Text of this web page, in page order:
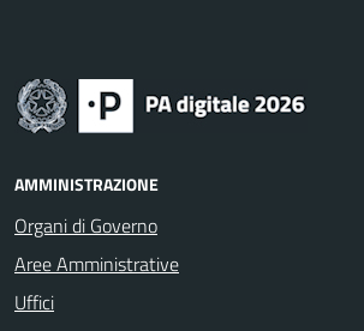
AMMINISTRAZIONE
Organi di Governo
Aree Amministrative
Uffici